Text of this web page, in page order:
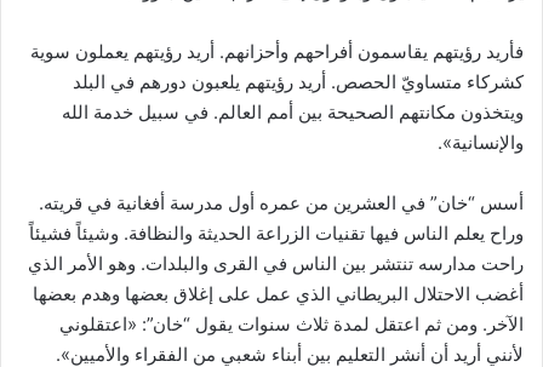
فأريد رؤيتهم يقاسمون أفراحهم وأحزانهم. أريد رؤيتهم يعملون سوية
كشركاء متساويّ الحصص. أريد رؤيتهم يلعبون دورهم في البلد
ويتخذون مكانتهم الصحيحة بين أمم العالم. في سبيل خدمة الله
والإنسانية».
أسس “خان” في العشرين من عمره أول مدرسة أفغانية في قريته.
وراح يعلم الناس فيها تقنيات الزراعة الحديثة والنظافة. وشيئاً فشيئاً
راحت مدارسه تنتشر بين الناس في القرى والبلدات. وهو الأمر الذي
أغضب الاحتلال البريطاني الذي عمل على إغلاق بعضها وهدم بعضها
الآخر. ومن ثم اعتقل لمدة ثلاث سنوات يقول “خان”: «اعتقلوني
لأنني أريد أن أنشر التعليم بين أبناء شعبي من الفقراء والأميين».